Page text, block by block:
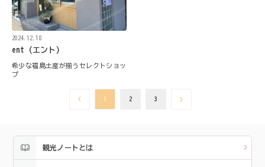
2024.12.18
ent (エント)
希少な福島土産が揃うセレクトショッ
プ
1 2 3
観光ノートとは